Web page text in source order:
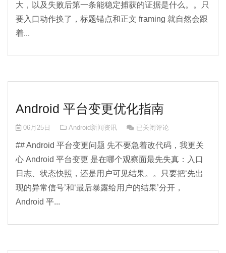
大，以及失败后第一条能稳定捕获的证据是什么。。只
要入口动作换了，标题锚点和正文 framing 就自然会跟
着...
Android 平台变更优化指南
06月25日 Android新闻资讯 Android 平台变更优化指南
已关闭评论
## Android 平台变更问题 先不要急着改代码，我更关
心 Android 平台变更 是在哪个观察面最先失真：入口
日志、状态快照，还是用户可见结果。。只要把‘先出
现的异常信号’和‘最后暴露给用户的结果’分开，
Android 平...